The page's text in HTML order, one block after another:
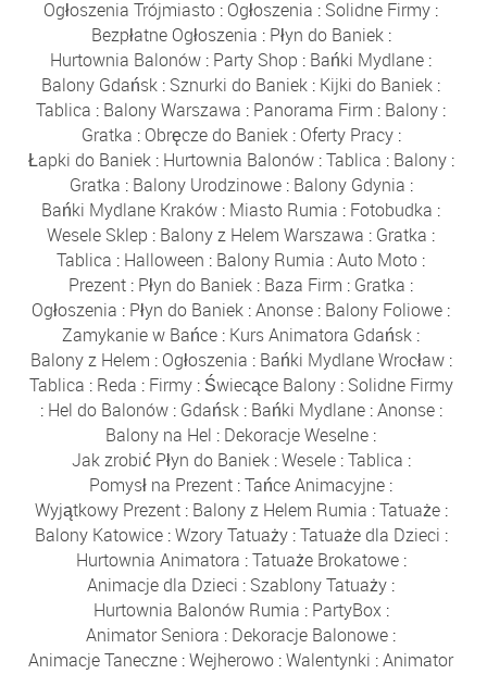
Ogłoszenia Trójmiasto : Ogłoszenia : Solidne Firmy :
Bezpłatne Ogłoszenia : Płyn do Baniek:
Hurtownia Balonów : Party Shop : Bańki Mydlane :
Balony Gdańsk : Sznurki do Baniek : Kijki do Baniek :
Tablica : Balony Warszawa : Panorama Firm : Balony :
Gratka : Obręcze do Baniek: Oferty Pracy:
Łapki do Baniek: Hurtownia Balonów:Tablica : Balony:
Gratka : Balony Urodzinowe: Balony Gdynia :
Bańki Mydlane Kraków : Miasto Rumia : Fotobudka :
Wesele Sklep : Balony z Helem Warszawa : Gratka :
Tablica : Halloween : Balony Rumia :Auto Moto :
Prezent : Płyn do Baniek : Baza Firm : Gratka :
Ogłoszenia : Płyn do Baniek :Anonse : Balony Foliowe :
Zamykanie w Bańce : Kurs Animatora Gdańsk :
Balony z Helem : Ogłoszenia : Bańki Mydlane Wrocław:
Tablica : Reda : Firmy: Świecące Balony: Solidne Firmy
: Hel do Balonów: Gdańsk: Bańki Mydlane:Anonse:
Balony na Hel : Dekoracje Weselne :
Jak zrobić Płyn do Baniek:Wesele:Tablica :
Pomysł na Prezent :Tańce Animacyjne :
Wyjątkowy Prezent: Balony z Helem Rumia :Tatuaże:
Balony Katowice:Wzory Tatuaży:Tatuaże dla Dzieci :
Hurtownia Animatora :Tatuaże Brokatowe:
Animacje dla Dzieci : Szablony Tatuaży :
Hurtownia Balonów Rumia : PartyBox:
Animator Seniora : Dekoracje Balonowe :
Animacje Taneczne :Wejherowo :Walentynki :Animator